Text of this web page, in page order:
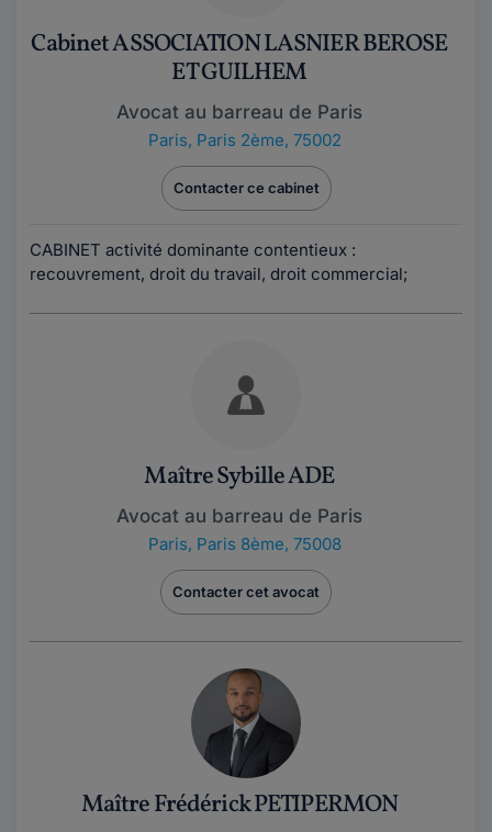
Cabinet ASSOCIATION LASNIER BEROSE
ET GUILHEM
Avocat au barreau de Paris
Paris, Paris 2ème, 75002
Contacter ce cabinet
CABINET activité dominante contentieux :
recouvrement, droit du travail, droit commercial;
Maître Sybille ADE
Avocat au barreau de Paris
Paris, Paris 8ème, 75008
Contacter cet avocat
Maître Frédérick PETIPERMON